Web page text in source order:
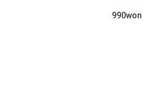
990won